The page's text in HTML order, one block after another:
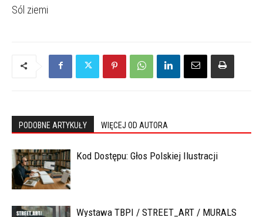
Sól ziemi
PODOBNE ARTYKUŁY WIĘCEJ OD AUTORA
Kod Dostępu: Głos Polskiej Ilustracji
Wystawa TBPI / STREET_ART / MURALS